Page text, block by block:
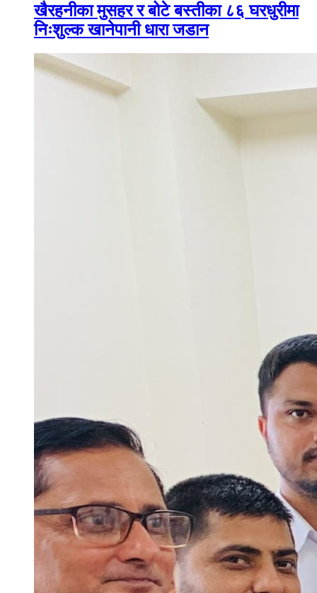
खैरहनीका मुसहर र बोटे बस्तीका ८६ घरधुरीमा
निःशुल्क खानेपानी धारा जडान